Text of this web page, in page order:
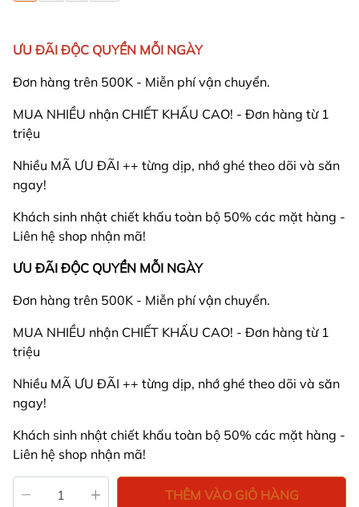
ƯU ĐÃI ĐỘC QUYỀN MỖI NGÀY
Đơn hàng trên 500K - Miễn phí vận chuyển.
MUA NHIỀU nhận CHIẾT KHẤU CAO! - Đơn hàng từ 1
triệu
Nhiều MÃ ƯU ĐÃI ++ từng dịp, nhớ ghé theo dõi và săn
ngay!
Khách sinh nhật chiết khấu toàn bộ 50% các mặt hàng -
Liên hệ shop nhận mã!
ƯU ĐÃI ĐỘC QUYỀN MỖI NGÀY
Đơn hàng trên 500K - Miễn phí vận chuyển.
MUA NHIỀU nhận CHIẾT KHẤU CAO! - Đơn hàng từ 1
triệu
Nhiều MÃ ƯU ĐÃI ++ từng dịp, nhớ ghé theo dõi và săn
ngay!
Khách sinh nhật chiết khấu toàn bộ 50% các mặt hàng -
Liên hệ shop nhận mã!
THÊM VÀO GIỎ HÀNG